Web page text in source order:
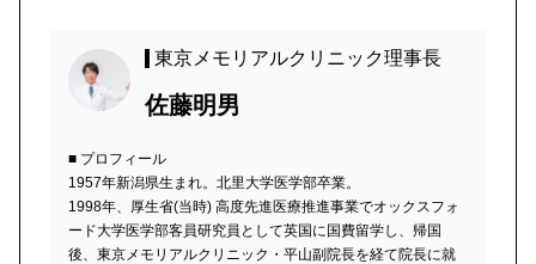
東京メモリアルクリニック理事長
佐藤明男
■ プロフィール
1957年新潟県生まれ。北里大学医学部卒業。
1998年、厚生省(当時) 高度先進医療推進事業でオックスフォ
ード大学医学部客員研究員として英国に国費留学し、帰国
後、東京メモリアルクリニック・平山副院長を経て院長に就